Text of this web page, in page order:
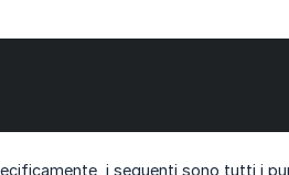
i seguenti sono tutti i